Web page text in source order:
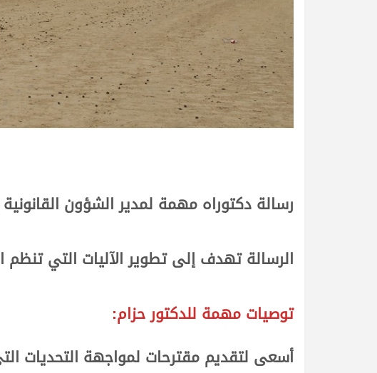
رسالة دكتوراه مهمة لمدير الشؤون
الرسالة تهدف إلى تطوير الآليات التي تنظم
توصيات مهمة للدكتور حزام:
أسعى لتقديم مقترحات لمواجهة التحديات